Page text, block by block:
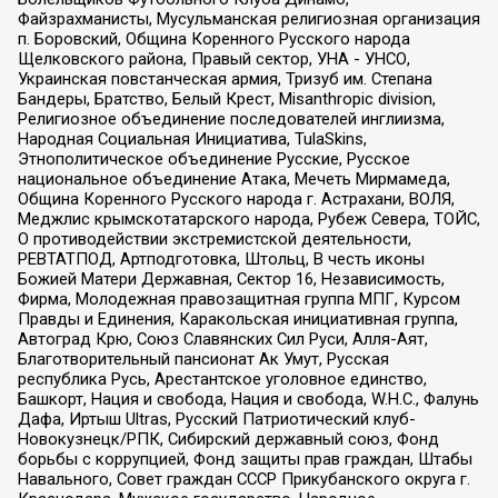
Файзрахманисты, Мусульманская религиозная организация
п. Боровский, Община Коренного Русского народа
Щелковского района, Правый сектор, УНА - УНСО,
Украинская повстанческая армия, Тризуб им. Степана
Бандеры, Братство, Белый Крест, Misanthropic division,
Религиозное объединение последователей инглиизма,
Народная Социальная Инициатива, TulaSkins,
Этнополитическое объединение Русские, Русское
национальное объединение Атака, Мечеть Мирмамеда,
Община Коренного Русского народа г. Астрахани, ВОЛЯ,
Меджлис крымскотатарского народа, Рубеж Севера, ТОЙС,
О противодействии экстремистской деятельности,
РЕВТАТПОД, Артподготовка, Штольц, В честь иконы
Божией Матери Державная, Сектор 16, Независимость,
Фирма, Молодежная правозащитная группа МПГ, Курсом
Правды и Единения, Каракольская инициативная группа,
Автоград Крю, Союз Славянских Сил Руси, Алля-Аят,
Благотворительный пансионат Ак Умут, Русская
республика Русь, Арестантское уголовное единство,
Башкорт, Нация и свобода, Нация и свобода, W.H.С., Фалунь
Дафа, Иртыш Ultras, Русский Патриотический клуб-
Новокузнецк/РПК, Сибирский державный союз, Фонд
борьбы с коррупцией, Фонд защиты прав граждан, Штабы
Навального, Совет граждан СССР Прикубанского округа г.